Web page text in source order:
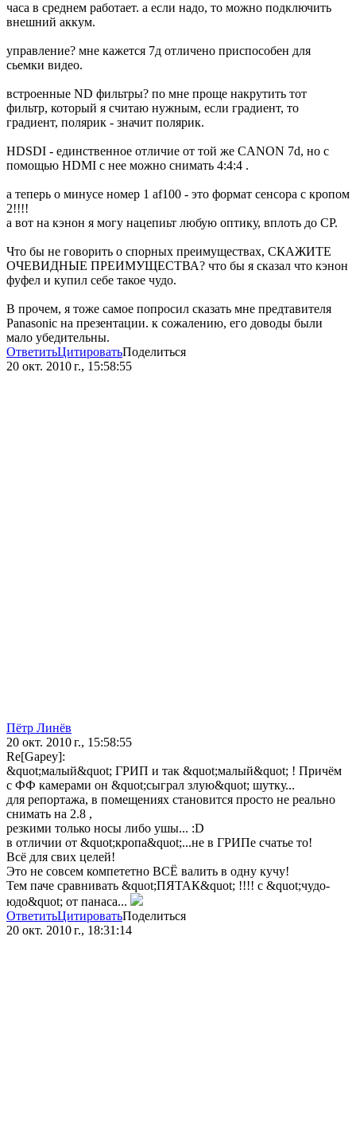
часа в среднем работает. а если надо, то можно подключить
внешний аккум.
управление? мне кажется 7д отличено приспособен для
сьемки видео.
встроенные ND фильтры? по мне проще накрутить тот
фильтр, который я считаю нужным, если градиент, то
градиент, полярик - значит полярик.
HDSDI - единственное отличие от той же CANON 7d, но с
помощью HDMI с нее можно снимать 4:4:4 .
а теперь о минусе номер 1 af100 - это формат сенсора с кропом
2!!!!
а вот на кэнон я могу нацепиьт любую оптику, вплоть до CP.
Что бы не говорить о спорных преимуществах, СКАЖИТЕ
ОЧЕВИДНЫЕ ПРЕИМУЩЕСТВА? что бы я сказал что кэнон
фуфел и купил себе такое чудо.
В прочем, я тоже самое попросил сказать мне предтавителя
Panasonic на презентации. к сожалению, его доводы были
мало убедительны.
ОтветитьЦитироватьПоделиться
20 окт. 2010 г., 15:58:55
Пётр Линёв
20 окт. 2010 г., 15:58:55
Re[Gapey]:
&quot;малый&quot; ГРИП и так &quot;малый&quot; ! Причём
с ФФ камерами он &quot;сыграл злую&quot; шутку...
для репортажа, в помещениях становится просто не реально
снимать на 2.8 ,
резкими только носы либо ушы... :D
в отличии от &quot;кропа&quot;...не в ГРИПе счатье то!
Всё для свих целей!
Это не совсем компететно ВСЁ валить в одну кучу!
Тем паче сравнивать &quot;ПЯТАК&quot; !!!! с &quot;чудо-
юдо&quot; от панаса...
ОтветитьЦитироватьПоделиться
20 окт. 2010 г., 18:31:14